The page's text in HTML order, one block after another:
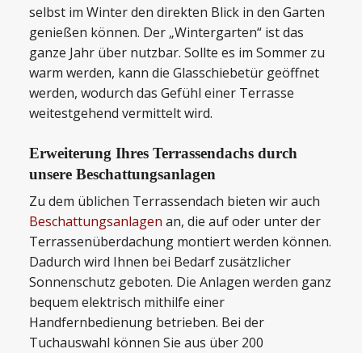
selbst im Winter den direkten Blick in den Garten
genießen können. Der „Wintergarten“ ist das
ganze Jahr über nutzbar. Sollte es im Sommer zu
warm werden, kann die Glasschiebetür geöffnet
werden, wodurch das Gefühl einer Terrasse
weitestgehend vermittelt wird.
Erweiterung Ihres Terrassendachs durch
unsere Beschattungsanlagen
Zu dem üblichen Terrassendach bieten wir auch
Beschattungsanlagen an, die auf oder unter der
Terrassenüberdachung montiert werden können.
Dadurch wird Ihnen bei Bedarf zusätzlicher
Sonnenschutz geboten. Die Anlagen werden ganz
bequem elektrisch mithilfe einer
Handfernbedienung betrieben. Bei der
Tuchauswahl können Sie aus über 200